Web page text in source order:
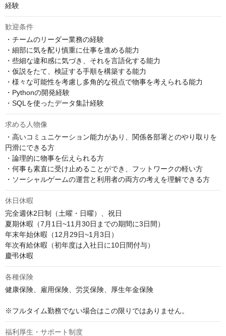
経験
歓迎条件
・チームのリーダー業務の経験
・細部に気を配り慎重に仕事を進める能力
・些細な違和感に気づき、それを言語化する能力
・仮説をたて、検証する手順を構築する能力
・様々な可能性を考慮し多角的な視点で物事を考えられる能力
・Pythonの開発経験
・SQLを使ったデータ集計経験
求める人物像
・高いコミュニケーション能力があり、関係各部署とのやり取りを
円滑にできる方
・論理的に物事を伝えられる方
・何事も素直に受け止めることができ、フットワークの軽い方
・ソーシャルゲームの運営と利用者の両方の考えを理解できる方
休日休暇
完全週休2日制（土曜・日曜）、祝日
夏期休暇（7月1日~11月30日までの期間に3日間）
年末年始休暇（12月29日~1月3日）
年次有給休暇（初年度は入社日に10日間付与）
慶弔休暇
各種保険
健康保険、雇用保険、労災保険、厚生年金保険
※フルタイム勤務でない場合はこの限りではありません。
福利厚生・サポート制度